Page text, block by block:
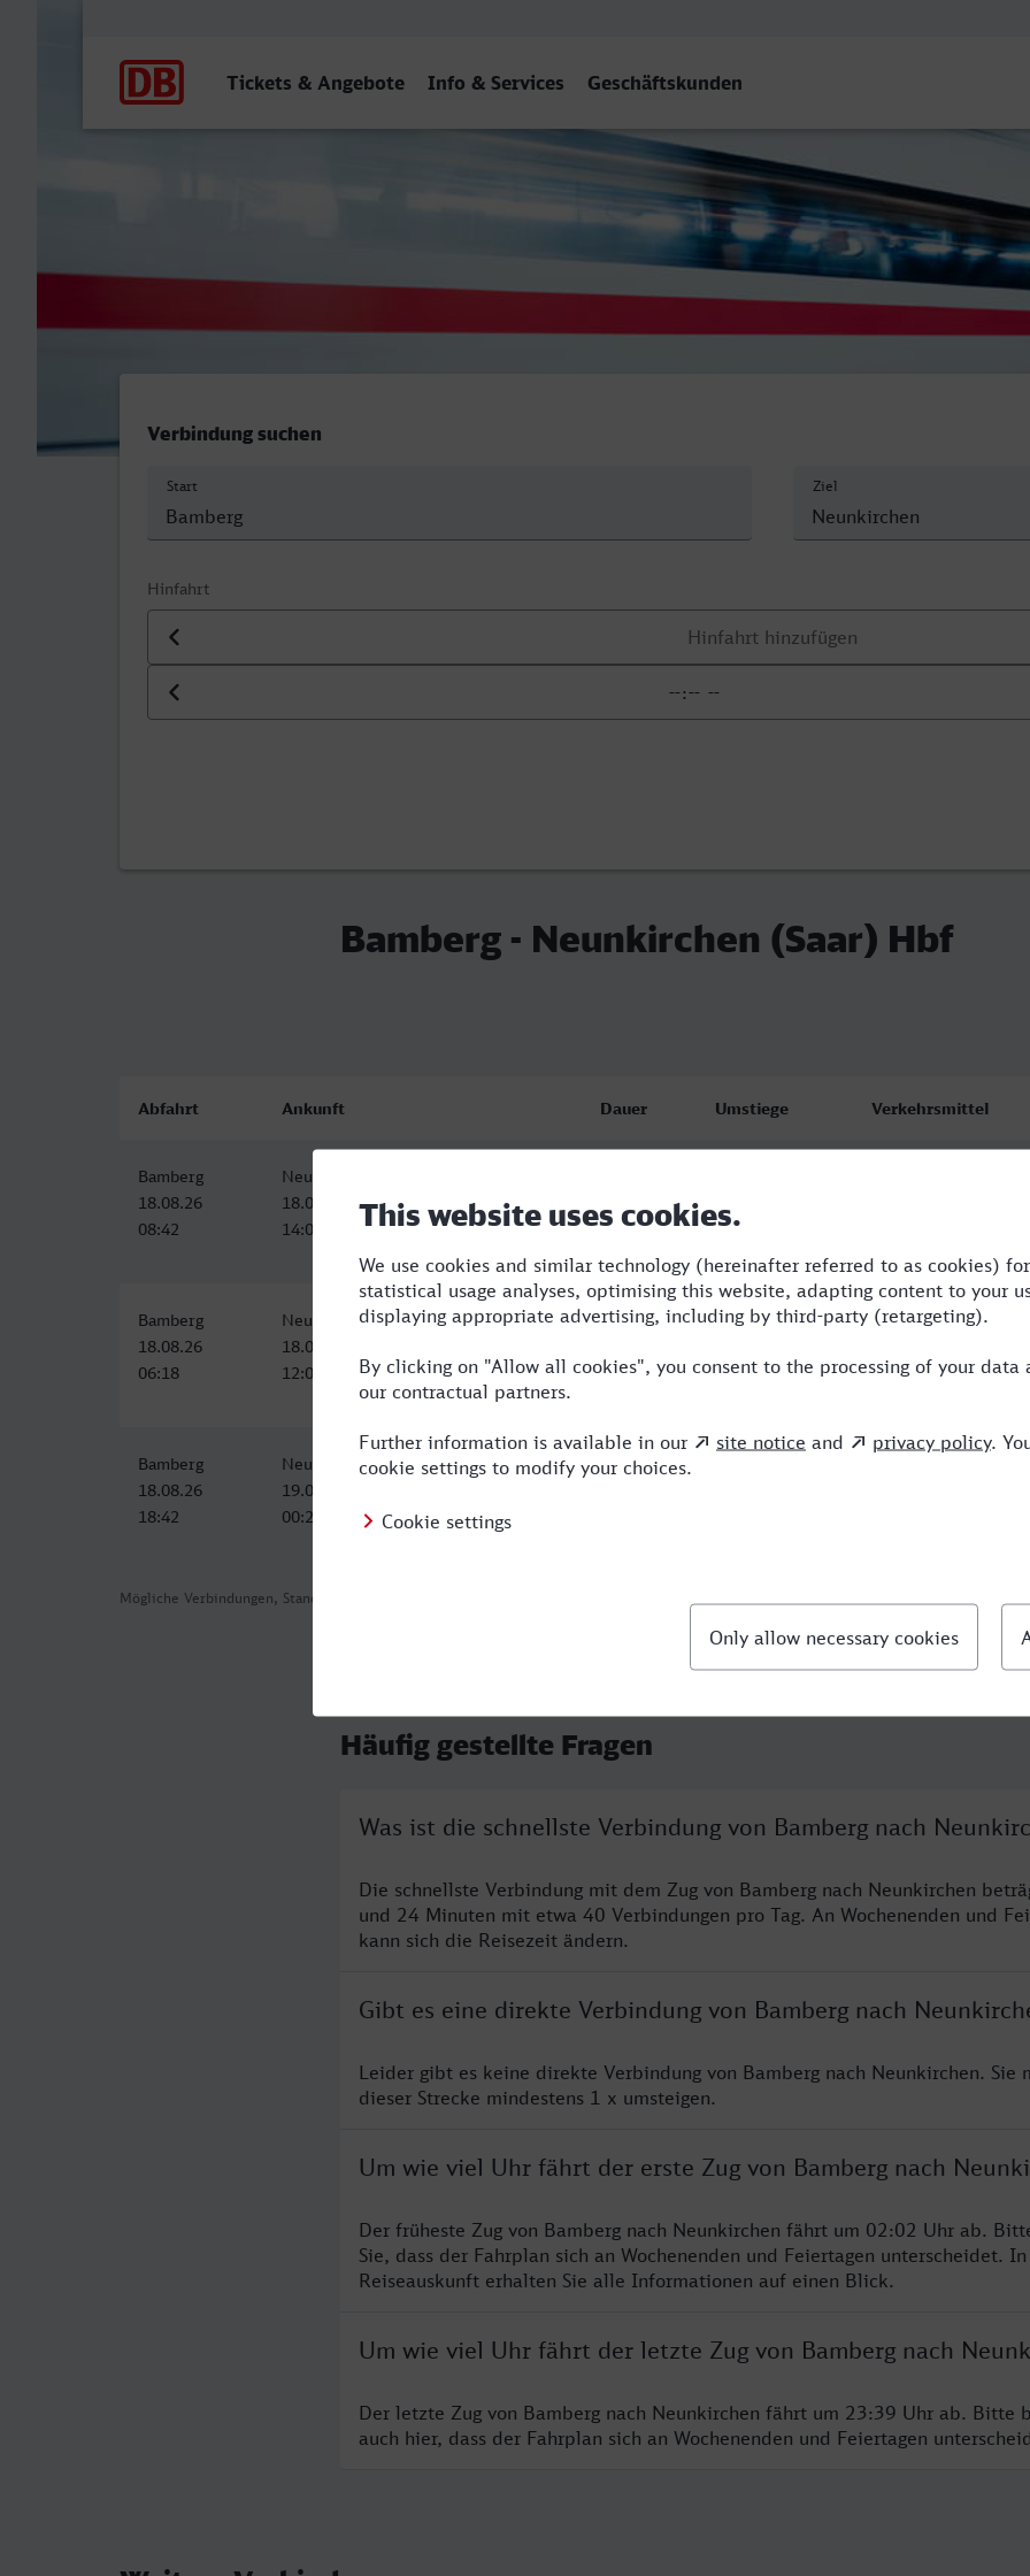
Tickets & Angebote Info & Services Geschäftskunden
Bamberg - Neunkirchen (Saar) Hbf
Verbindung suchen
Start Ziel
Hinfahrt
Datum der Hinfahrt
Uhrzeit der Hinfahrt
Bamberg - Neunkirchen (Saar) Hbf
Mögliche Verbindungen, Stand: 2026-08-04 12:12
Abfahrt Ankunft Dauer Umstiege Verkehrsmittel
Bamberg
18.08.26
08:42
Neunkirchen (Saar) Hbf
18.08.26
14:06
Bamberg
18.08.26
06:18
Neunkirchen (Saar) Hbf
18.08.26
12:06
5:48 3 RE,VLX,ICE
Bamberg
18.08.26
18:42
Neunkirchen (Saar) Hbf
19.08.26
00:21
5:39
Häufig gestellte Fragen
Was ist die schnellste Verbindung von Bamberg nach
Die schnellste Verbindung mit dem Zug von Bamberg nach Neunkirchen
und 24 Minuten mit etwa 40 Verbindungen pro Tag. An Wochenenden und
kann sich die Reisezeit ändern.
Gibt es eine direkte Verbindung von Bamberg nach
Leider gibt es keine direkte Verbindung von Bamberg nach Neunkirchen. Sie
dieser Strecke mindestens 1 x umsteigen.
Um wie viel Uhr fährt der erste Zug von Bamberg nach
Der früheste Zug von Bamberg nach Neunkirchen fährt um 02:02 Uhr ab.
Sie, dass der Fahrplan sich an Wochenenden und Feiertagen unterscheidet.
Reiseauskunft erhalten Sie alle Informationen auf einen Blick.
Um wie viel Uhr fährt der letzte Zug von Bamberg nach
Der letzte Zug von Bamberg nach Neunkirchen fährt um 23:39 Uhr ab. Bitte
auch hier, dass der Fahrplan sich an Wochenenden und Feiertagen